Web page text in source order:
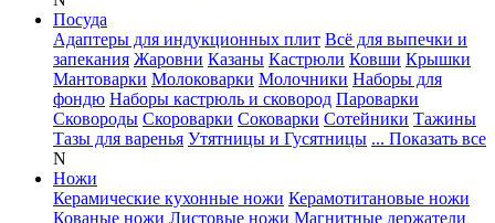
Посуда
Адаптеры для индукционных плит Всё для выпечки и
запекания Жаровни Казаны Кастрюли Ковши Крышки
Мантоварки Молоковарки Молочники Наборы для
фондю Наборы кастрюль и сковород Пароварки
Сковороды Скороварки Соковарки Сотейники Тажины
Тазы для варенья Утятницы и Гусятницы ... Показать все
N
Ножи
Керамические кухонные ножи Керамотитановые ножи
Кованые ножи Листовые ножи Магнитные держатели